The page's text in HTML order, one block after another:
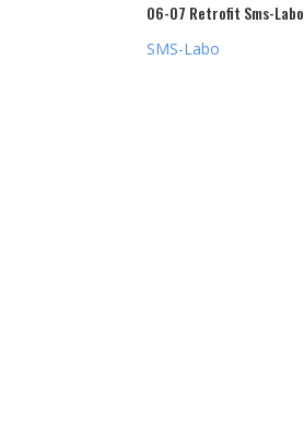
06-07 Retrofit Sms-Labo
SMS-Labo